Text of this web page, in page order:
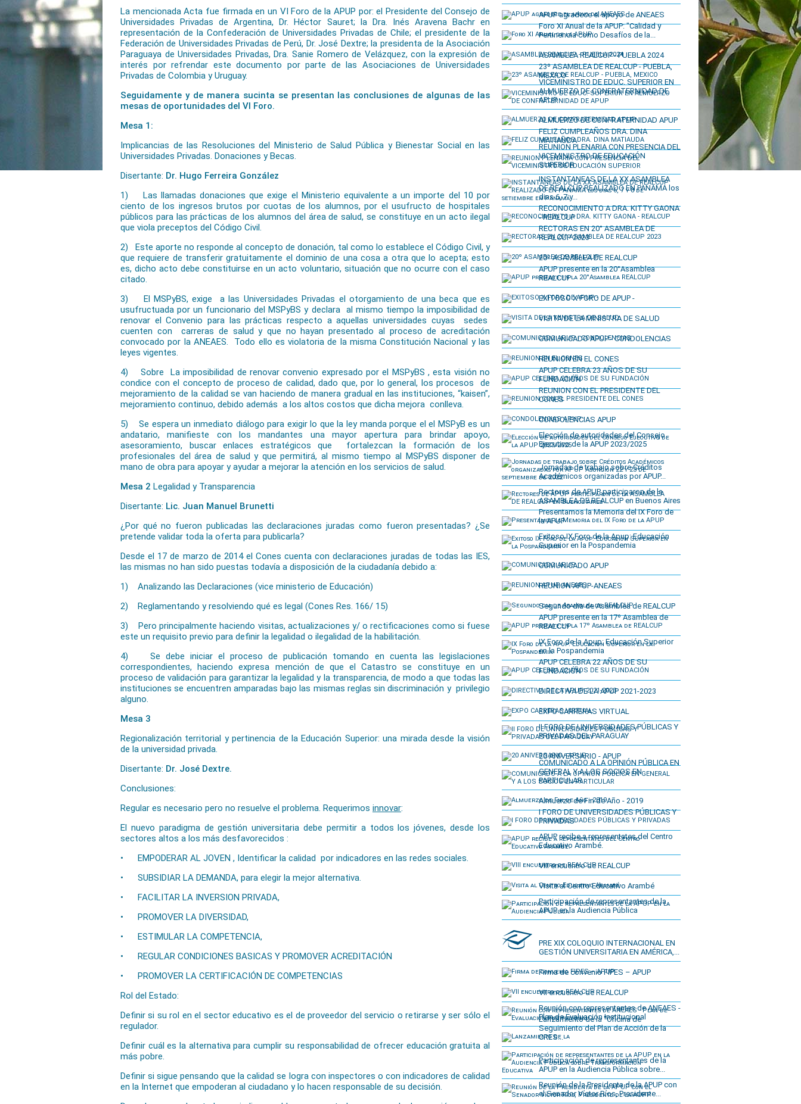
La mencionada Acta fue firmada en un VI Foro de la APUP por: el Presidente del Consejo de
Universidades Privadas de Argentina, Dr. Héctor Sauret; la Dra. Inés Aravena Bachr en
representación de la Confederación de Universidades Privadas de Chile; el presidente de la
Federación de Universidades Privadas de Perú, Dr. José Dextre; la presidenta de la Asociación
Paraguaya de Universidades Privadas, Dra. Sanie Romero de Velázquez, con la expresión de
interés por refrendar este documento por parte de las Asociaciones de Universidades
Privadas de Colombia y Uruguay.
Seguidamente y de manera sucinta se presentan las conclusiones de algunas de las
mesas de oportunidades del VI Foro.
Mesa 1:
Implicancias de las Resoluciones del Ministerio de Salud Pública y Bienestar Social en las
Universidades Privadas. Donaciones y Becas.
Disertante: Dr. Hugo Ferreira González
1) Las llamadas donaciones que exige el Ministerio equivalente a un importe del 10 por
ciento de los ingresos brutos por cuotas de los alumnos, por el usufructo de hospitales
públicos para las prácticas de los alumnos del área de salud, se constituye en un acto ilegal
que viola preceptos del Código Civil.
2) Este aporte no responde al concepto de donación, tal como lo establece el Código Civil, y
que requiere de transferir gratuitamente el dominio de una cosa a otra que lo acepta; esto
es, dicho acto debe constituirse en un acto voluntario, situación que no ocurre con el caso
citado.
3) El MSPyBS, exige a las Universidades Privadas el otorgamiento de una beca que es
usufructuada por un funcionario del MSPyBS y declara al mismo tiempo la imposibilidad de
renovar el Convenio para las prácticas respecto a aquellas universidades cuyas sedes
cuenten con carreras de salud y que no hayan presentado al proceso de acreditación
convocado por la ANEAES. Todo ello es violatoria de la misma Constitución Nacional y las
leyes vigentes.
4) Sobre La imposibilidad de renovar convenio expresado por el MSPyBS , esta visión no
condice con el concepto de proceso de calidad, dado que, por lo general, los procesos de
mejoramiento de la calidad se van haciendo de manera gradual en las instituciones, “kaisen”,
mejoramiento continuo, debido además a los altos costos que dicha mejora conlleva.
5) Se espera un inmediato diálogo para exigir lo que la ley manda porque el el MSPyB es un
andatario, manifieste con los mandantes una mayor apertura para brindar apoyo,
asesoramiento, buscar enlaces estratégicos que fortalezcan la formación de los
profesionales del área de salud y que permitirá, al mismo tiempo al MSPyBS disponer de
mano de obra para apoyar y ayudar a mejorar la atención en los servicios de salud.
Mesa 2 Legalidad y Transparencia
Disertante: Lic. Juan Manuel Brunetti
¿Por qué no fueron publicadas las declaraciones juradas como fueron presentadas? ¿Se
pretende validar toda la oferta para publicarla?
Desde el 17 de marzo de 2014 el Cones cuenta con declaraciones juradas de todas las IES,
las mismas no han sido puestas todavía a disposición de la ciudadanía debido a:
1) Analizando las Declaraciones (vice ministerio de Educación)
2) Reglamentando y resolviendo qué es legal (Cones Res. 166/ 15)
3) Pero principalmente haciendo visitas, actualizaciones y/ o rectificaciones como si fuese
este un requisito previo para definir la legalidad o ilegalidad de la habilitación.
4) Se debe iniciar el proceso de publicación tomando en cuenta las legislaciones
correspondientes, haciendo expresa mención de que el Catastro se constituye en un
proceso de validación para garantizar la legalidad y la transparencia, de modo a que todas las
instituciones se encuentren amparadas bajo las mismas reglas sin discriminación y privilegio
alguno.
Mesa 3
Regionalización territorial y pertinencia de la Educación Superior: una mirada desde la visión
de la universidad privada.
Disertante: Dr. José Dextre.
Conclusiones:
Regular es necesario pero no resuelve el problema. Requerimos innovar:
El nuevo paradigma de gestión universitaria debe permitir a todos los jóvenes, desde los
sectores altos a los más desfavorecidos :
• EMPODERAR AL JOVEN , Identificar la calidad por indicadores en las redes sociales.
• SUBSIDIAR LA DEMANDA, para elegir la mejor alternativa.
• FACILITAR LA INVERSION PRIVADA,
• PROMOVER LA DIVERSIDAD,
• ESTIMULAR LA COMPETENCIA,
• REGULAR CONDICIONES BASICAS Y PROMOVER ACREDITACIÓN
• PROMOVER LA CERTIFICACIÓN DE COMPETENCIAS
Rol del Estado:
Definir si su rol en el sector educativo es el de proveedor del servicio o retirarse y ser sólo el
regulador.
Definir cuál es la alternativa para cumplir su responsabilidad de ofrecer educación gratuita al
más pobre.
Definir si sigue pensando que la calidad se logra con inspectores o con indicadores de calidad
en la Internet que empoderan al ciudadano y lo hacen responsable de su decisión.
APUP agradece el apoyo de ANEAES
Foro XI Anual de la APUP: "Calidad y
Pertinencia como Desafíos de la...
ASAMBLEA REALCUP - PUEBLA 2024
23º ASAMBLEA DE REALCUP - PUEBLA,
MEXICO
VICEMINISTRO DE EDUC. SUPERIOR EN
ALMUERZO DE CONFRATERNIDAD DE
APUP
ALMUERZO DE CONFRATERNIDAD APUP
FELIZ CUMPLEAÑOS DRA. DINA
MATIAUDA
REUNION PLENARIA CON PRESENCIA DEL
VICEMINISTRO DE EDUCACIÓN
SUPERIOR
INSTANTANEAS DE LA XX ASAMBLEA
DE REALCUP REALIZADO EN PANAMA los
dias 6, 7 y...
RECONOCIMIENTO A DRA. KITTY GAONA
- REALCUP
RECTORAS EN 20° ASAMBLEA DE
REALCUP 2023
20º ASAMBLEA DE REALCUP
APUP presente en la 20°Asamblea
REALCUP
EXITOSO X FORO DE APUP -
VISITA DE LA MINISTRA DE SALUD
COMUNICADO APUP - CONDOLENCIAS
REUNION EN EL CONES
APUP CELEBRA 23 AÑOS DE SU
FUNDACIÓN
REUNION CON EL PRESIDENTE DEL
CONES
CONDOLENCIAS APUP
Elección de autoridades del Consejo
Ejecutivo de la APUP 2023/2025
Jornadas de trabajo sobre Créditos
Académicos organizadas por APUP...
Rectores de APUP participaron de la
ASAMBLEA DE REALCUP en Buenos Aires
Presentamos la Memoria del IX Foro de
la APUP
Exitoso IX Foro de la Apup: Educación
Superior en la Pospandemia
COMUNICADO APUP
REUNION APUP-ANEAES
Segundo dia de Asamblea de REALCUP
APUP presente en la 17º Asamblea de
REALCUP
IX Foro de la Apup: Educación Superior
en la Pospandemia
APUP CELEBRA 22 AÑOS DE SU
FUNDACIÓN
DIRECTIVA DE LA APUP 2021-2023
EXPO CARRERAS VIRTUAL
II FORO DE UNIVERSIDADES PÚBLICAS Y
PRIVADAS DEL PARAGUAY
20 ANIVERSARIO - APUP
COMUNICADO A LA OPINIÓN PÚBLICA EN
GENERAL Y A LOS SOCIOS EN
PARTICULAR
Almuerzo de Fin de Año - 2019
I FORO DE UNIVERSIDADES PÚBLICAS Y
PRIVADAS
APUP recibe a representates del Centro
Educativo Arambé.
VIII encuentro de REALCUP
Visita al Centro Educativo Arambé
Participación de representantes de la
APUP en la Audiencia Pública
PRE XIX COLOQUIO INTERNACIONAL EN
GESTIÓN UNIVERSITARIA EN AMÉRICA,...
Firma de convenio FIPES – APUP
VII encuentro de REALCUP
Reunión con representantes de ANEAES -
Plan de Evaluación Institucional
Lanzamiento de la "Oficina de
Seguimiento del Plan de Acción de la
CRES...
Participación de representantes de la
APUP en la Audiencia Pública sobre...
Reunión de la Presidenta de la APUP con
el Senador Víctor Ríos, Presidente...